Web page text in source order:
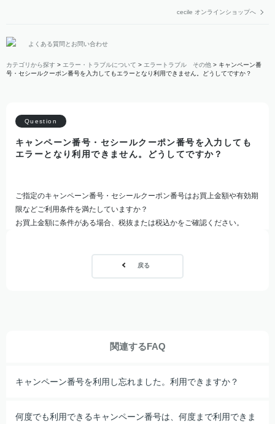
cecile オンラインショップへ
よくある質問とお問い合わせ
カテゴリから探す > エラー・トラブルについて > エラートラブル その他 > キャンペーン番
号・セシールクーポン番号を入力してもエラーとなり利用できません。どうしてですか？
キャンペーン番号・セシールクーポン番号を入力しても
エラーとなり利用できません。どうしてですか？
ご指定のキャンペーン番号・セシールクーポン番号はお買上金額や有効期
限などご利用条件を満たしていますか？
お買上金額に条件がある場合、税抜または税込かをご確認ください。
戻る
関連するFAQ
キャンペーン番号を利用し忘れました。利用できますか？
何度でも利用できるキャンペーン番号は、何度まで利用できま